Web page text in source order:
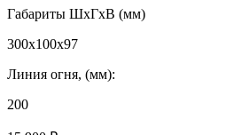
Габариты ШxГxВ (мм)
300x100x97
Линия огня, (мм):
200